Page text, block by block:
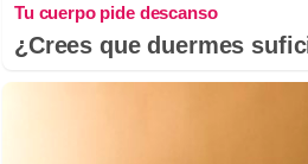
Tu cuerpo pide descanso
¿Crees que duermes